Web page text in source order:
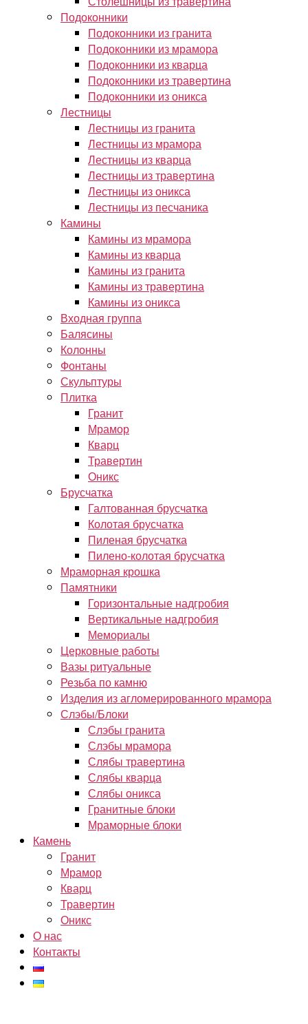
Подоконники
Подоконники из гранита
Подоконники из мрамора
Подоконники из кварца
Подоконники из травертина
Подоконники из оникса
Лестницы
Лестницы из гранита
Лестницы из мрамора
Лестницы из кварца
Лестницы из травертина
Лестницы из оникса
Лестницы из песчаника
Камины
Камины из мрамора
Камины из кварца
Камины из гранита
Камины из травертина
Камины из оникса
Входная группа
Балясины
Колонны
Фонтаны
Скульптуры
Плитка
Гранит
Мрамор
Кварц
Травертин
Оникс
Брусчатка
Галтованная брусчатка
Колотая брусчатка
Пиленая брусчатка
Пилено-колотая брусчатка
Мраморная крошка
Памятники
Горизонтальные надгробия
Вертикальные надгробия
Мемориалы
Церковные работы
Вазы ритуальные
Резьба по камню
Изделия из агломерированного мрамора
Слэбы/Блоки
Слэбы гранита
Слэбы мрамора
Слябы травертина
Слябы кварца
Слябы оникса
Гранитные блоки
Мраморные блоки
Камень
Гранит
Мрамор
Кварц
Травертин
Оникс
О нас
Контакты